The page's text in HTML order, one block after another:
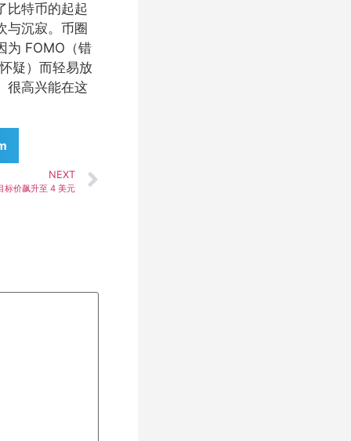
比特币的起起
与沉寂。币圈
为 FOMO（错
疑）而轻易放
很高兴能在这
NEXT
标价飙升至 4 美元